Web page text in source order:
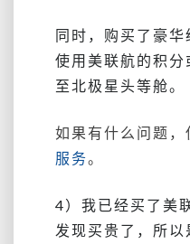
同时，购买了豪
使用美联航的积
至北极星头等舱。
如果有什么问题，
服务。
4）我已经买了美
发现买贵了，所以